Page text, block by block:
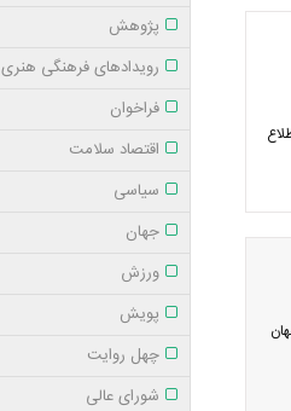
پژوهش
رویدادهای فرهنگی هنری
فراخوان
اقتصاد سلامت
سیاسی
جهان
ورزش
پویش
چهل روایت
شورای عالی